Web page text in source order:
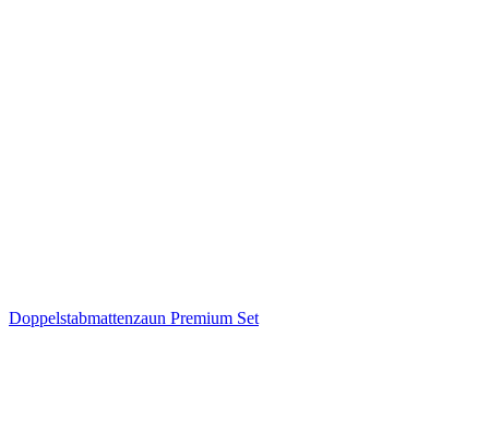
Doppelstabmattenzaun Premium Set